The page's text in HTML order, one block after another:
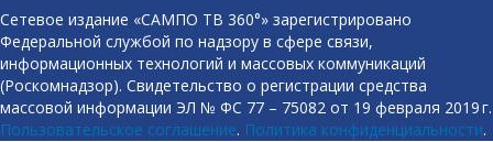
Сетевое издание «САМПО ТВ 360°» зарегистрировано
Федеральной службой по надзору в сфере связи,
информационных технологий и массовых коммуникаций
(Роскомнадзор). Свидетельство о регистрации средства
массовой информации ЭЛ № ФС 77 – 75082 от 19 февраля 2019 г.
Пользовательское соглашение. Политика конфиденциальности.